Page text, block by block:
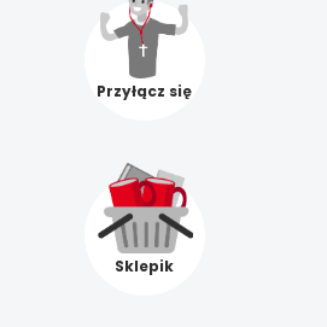
Przyłącz się
Sklepik